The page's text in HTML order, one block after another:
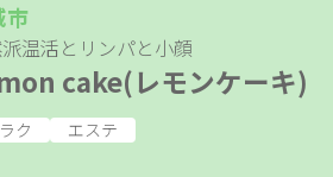
市
温活とリンパと小顔
cake(レモンケーキ)
ク エステ